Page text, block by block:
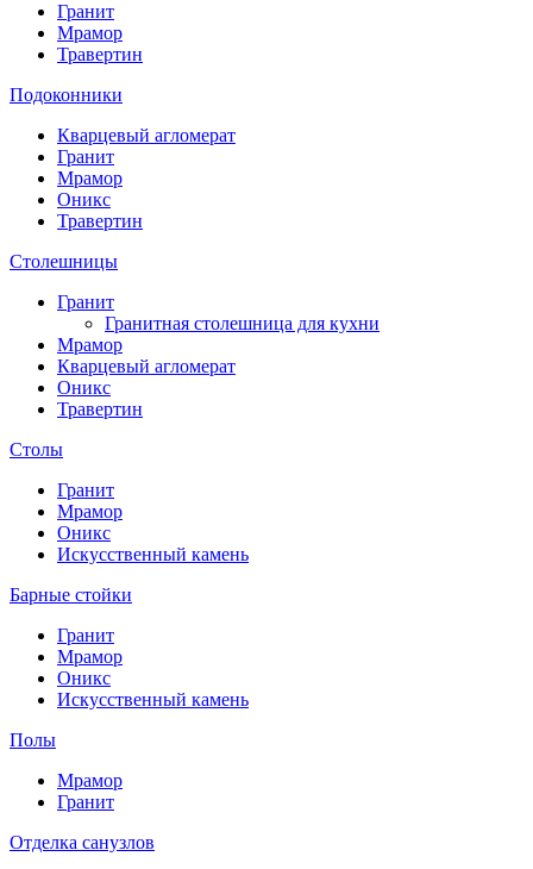
Гранит
Мрамор
Травертин
Подоконники
Кварцевый агломерат
Гранит
Мрамор
Оникс
Травертин
Столешницы
Гранит
Гранитная столешница для кухни
Мрамор
Кварцевый агломерат
Оникс
Травертин
Столы
Гранит
Мрамор
Оникс
Искусственный камень
Барные стойки
Гранит
Мрамор
Оникс
Искусственный камень
Полы
Мрамор
Гранит
Отделка санузлов